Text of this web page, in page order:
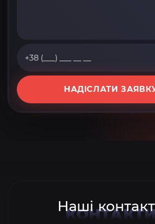
НАДІСЛАТИ
Наші